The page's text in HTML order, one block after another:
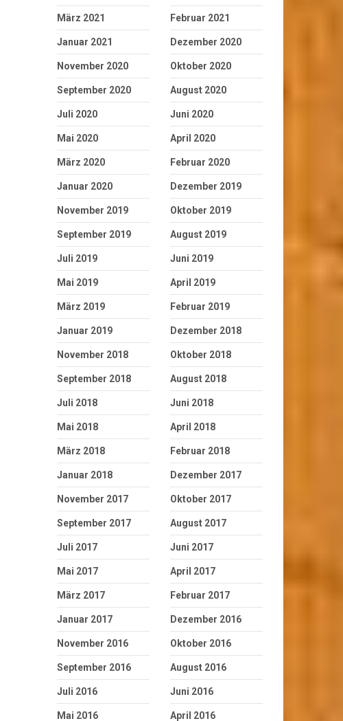
März 2021 Februar 2021
Januar 2021 Dezember 2020
November 2020 Oktober 2020
September 2020 August 2020
Juli 2020 Juni 2020
Mai 2020 April 2020
März 2020 Februar 2020
Januar 2020 Dezember 2019
November 2019 Oktober 2019
September 2019 August 2019
Juli 2019 Juni 2019
Mai 2019 April 2019
März 2019 Februar 2019
Januar 2019 Dezember 2018
November 2018 Oktober 2018
September 2018 August 2018
Juli 2018 Juni 2018
Mai 2018 April 2018
März 2018 Februar 2018
Januar 2018 Dezember 2017
November 2017 Oktober 2017
September 2017 August 2017
Juli 2017 Juni 2017
Mai 2017 April 2017
März 2017 Februar 2017
Januar 2017 Dezember 2016
November 2016 Oktober 2016
September 2016 August 2016
Juli 2016 Juni 2016
Mai 2016 April 2016